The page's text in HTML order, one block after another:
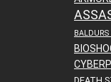
BALDURS